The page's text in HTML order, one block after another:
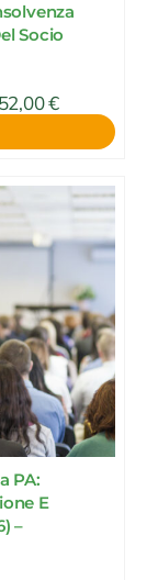
Socio
52,00€Fascia
prezzo:
40,00 €
52,00 €
PA:
E
–